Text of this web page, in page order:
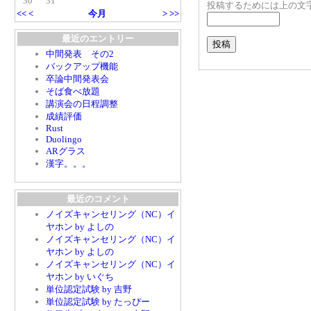
<< < 今月 > >>
最近のエントリー
中間発表 その2
バックアップ機能
卒論中間発表会
そば食べ放題
講演会の日程調整
成績評価
Rust
Duolingo
ARグラス
漢字。。。
最近のコメント
ノイズキャンセリング（NC）イ
ヤホン by よしの
ノイズキャンセリング（NC）イ
ヤホン by よしの
ノイズキャンセリング（NC）イ
ヤホン by いぐち
単位認定試験 by 吉野
単位認定試験 by たっぴー
投稿するためには上の文